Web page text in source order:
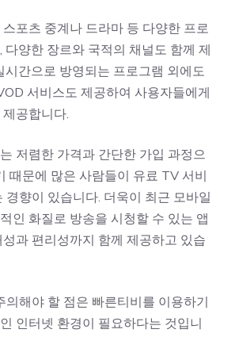
포츠 중계나 드라마 등 다양한 프로
다양한 장르와 국적의 채널도 함께 제
시간으로 방영되는 프로그램 외에도
서비스도 제공하여 사용자들에게
공합니다.
저렴한 가격과 간단한 가입 과정으
때문에 많은 사람들이 유료 TV 서비
경향이 있습니다. 더욱이 최근 모바일
인 화질로 방송을 시청할 수 있는 앱
과 편리성까지 함께 제공하고 있습
의해야 할 점은 빠른티비를 이용하기
인터넷 환경이 필요하다는 것입니